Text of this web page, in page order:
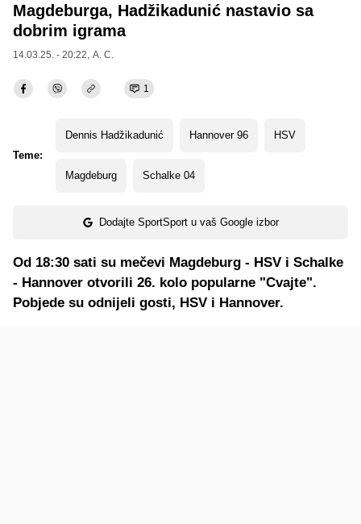
Magdeburga, Hadžikadunić nastavio sa
dobrim igrama
14.03.25. - 20:22, A. C.
1
Teme:
Dennis Hadžikadunić Hannover 96 HSV
Magdeburg Schalke 04
Dodajte SportSport u vaš Google izbor
Od 18:30 sati su mečevi Magdeburg - HSV i Schalke
- Hannover otvorili 26. kolo popularne "Cvajte".
Pobjede su odnijeli gosti, HSV i Hannover.